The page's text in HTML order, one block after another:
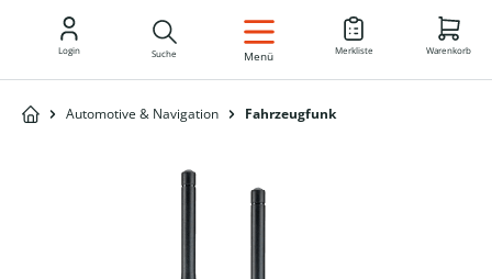
DE
Login Suche Menü Merkliste Warenkorb
Automotive & Navigation Fahrzeugfunk